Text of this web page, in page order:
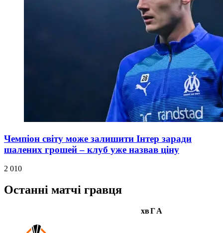
Чемпіон світу може залишити Інтер заради
шалених грошей – клуб уже назвав ціну
2 010
Останні матчі гравця
хвГА